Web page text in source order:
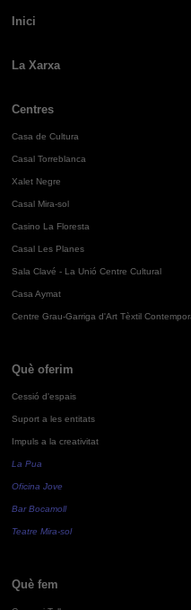
Inici
La Xarxa
Centres
Casa de Cultura
Casal Torreblanca
Xalet Negre
Casal Mira-sol
Casino La Floresta
Casal Les Planes
Sala Clavé - La Unió Centre Cultural
Casa Aymat
Centre Grau-Garriga d'Art Tèxtil
Què oferim
Cessió d'espais
Suport a les entitats
Impuls a la creativitat
La Pua
Oficina Jove
Bar Bocamoll
Teatre Mira-sol
Què fem